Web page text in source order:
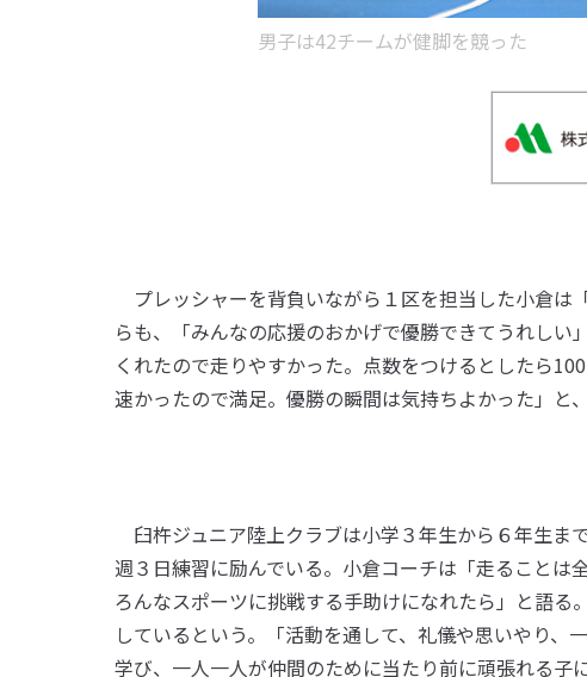
男子は42チームが健脚を競った
プレッシャーを背負いながら１区を担当した小倉は
らも、「みんなの応援のおかげで優勝できてうれし
くれたので走りやすかった。点数をつけるとしたら
速かったので満足。優勝の瞬間は気持ちよかった」と
臼杵ジュニア陸上クラブは小学３年生から６年生ま
週３日練習に励んでいる。小倉コーチは「走ること
ろんなスポーツに挑戦する手助けになれたら」と語
しているという。「活動を通して、礼儀や思いやり
学び、一人一人が仲間のために当たり前に頑張れる